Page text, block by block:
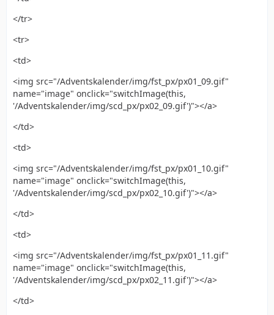
</tr>
<tr>
<td>
<img src="/Adventskalender/img/fst_px/px01_09.gif"
name="image" onclick="switchImage(this,
'/Adventskalender/img/scd_px/px02_09.gif')"></a>
</td>
<td>
<img src="/Adventskalender/img/fst_px/px01_10.gif"
name="image" onclick="switchImage(this,
'/Adventskalender/img/scd_px/px02_10.gif')"></a>
</td>
<td>
<img src="/Adventskalender/img/fst_px/px01_11.gif"
name="image" onclick="switchImage(this,
'/Adventskalender/img/scd_px/px02_11.gif')"></a>
</td>